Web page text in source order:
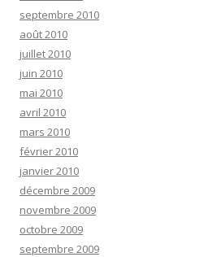
septembre 2010
août 2010
juillet 2010
juin 2010
mai 2010
avril 2010
mars 2010
février 2010
janvier 2010
décembre 2009
novembre 2009
octobre 2009
septembre 2009